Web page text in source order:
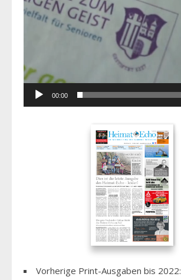
00:00
Vorherige Print-Ausgaben bis 2022: